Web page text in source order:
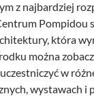
z najbardziej
Pompidou
która
można
w
wystawach i